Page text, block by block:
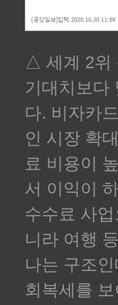
△ 세계 2위
기대치보다
다. 비자카
인 시장 확
료 비용이
서 이익이
수수료 사
니라 여행
나는 구조
회복세를